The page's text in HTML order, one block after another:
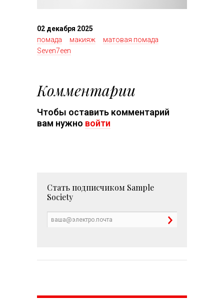
02 декабря 2025
помада
макияж
матовая помада
Seven7een
Комментарии
Чтобы оставить комментарий
вам нужно войти
Стать подписчиком Sample
Society